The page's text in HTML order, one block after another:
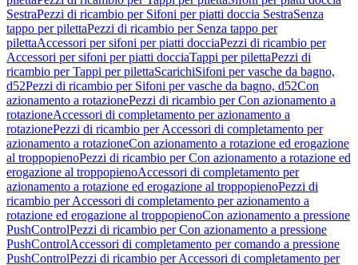
SestraPezzi di ricambio per Sifoni per piatti doccia SestraSenza
tappo per pilettaPezzi di ricambio per Senza tappo per
pilettaAccessori per sifoni per piatti docciaPezzi di ricambio per
Accessori per sifoni per piatti docciaTappi per pilettaPezzi di
ricambio per Tappi per pilettaScarichiSifoni per vasche da bagno,
d52Pezzi di ricambio per Sifoni per vasche da bagno, d52Con
azionamento a rotazionePezzi di ricambio per Con azionamento a
rotazioneAccessori di completamento per azionamento a
rotazionePezzi di ricambio per Accessori di completamento per
azionamento a rotazioneCon azionamento a rotazione ed erogazione
al troppopienoPezzi di ricambio per Con azionamento a rotazione ed
erogazione al troppopienoAccessori di completamento per
azionamento a rotazione ed erogazione al troppopienoPezzi di
ricambio per Accessori di completamento per azionamento a
rotazione ed erogazione al troppopienoCon azionamento a pressione
PushControlPezzi di ricambio per Con azionamento a pressione
PushControlAccessori di completamento per comando a pressione
PushControlPezzi di ricambio per Accessori di completamento per